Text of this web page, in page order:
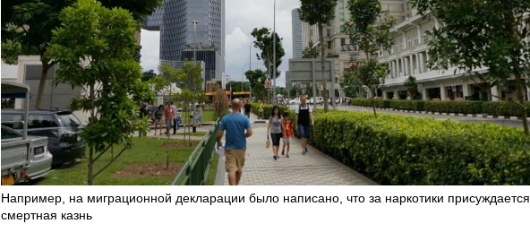
Например, на миграционной декларации было написано, что за наркотики присуждается
смертная казнь